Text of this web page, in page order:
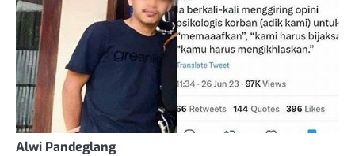
Alwi Pandeglang